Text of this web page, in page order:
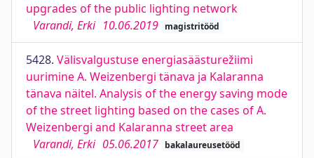
upgrades of the public lighting network
Varandi, Erki 10.06.2019 magistritööd
5428. Välisvalgustuse energiasäästurežiimi
uurimine A. Weizenbergi tänava ja Kalaranna
tänava näitel. Analysis of the energy saving mode
of the street lighting based on the cases of A.
Weizenbergi and Kalaranna street area
Varandi, Erki 05.06.2017 bakalaureusetööd